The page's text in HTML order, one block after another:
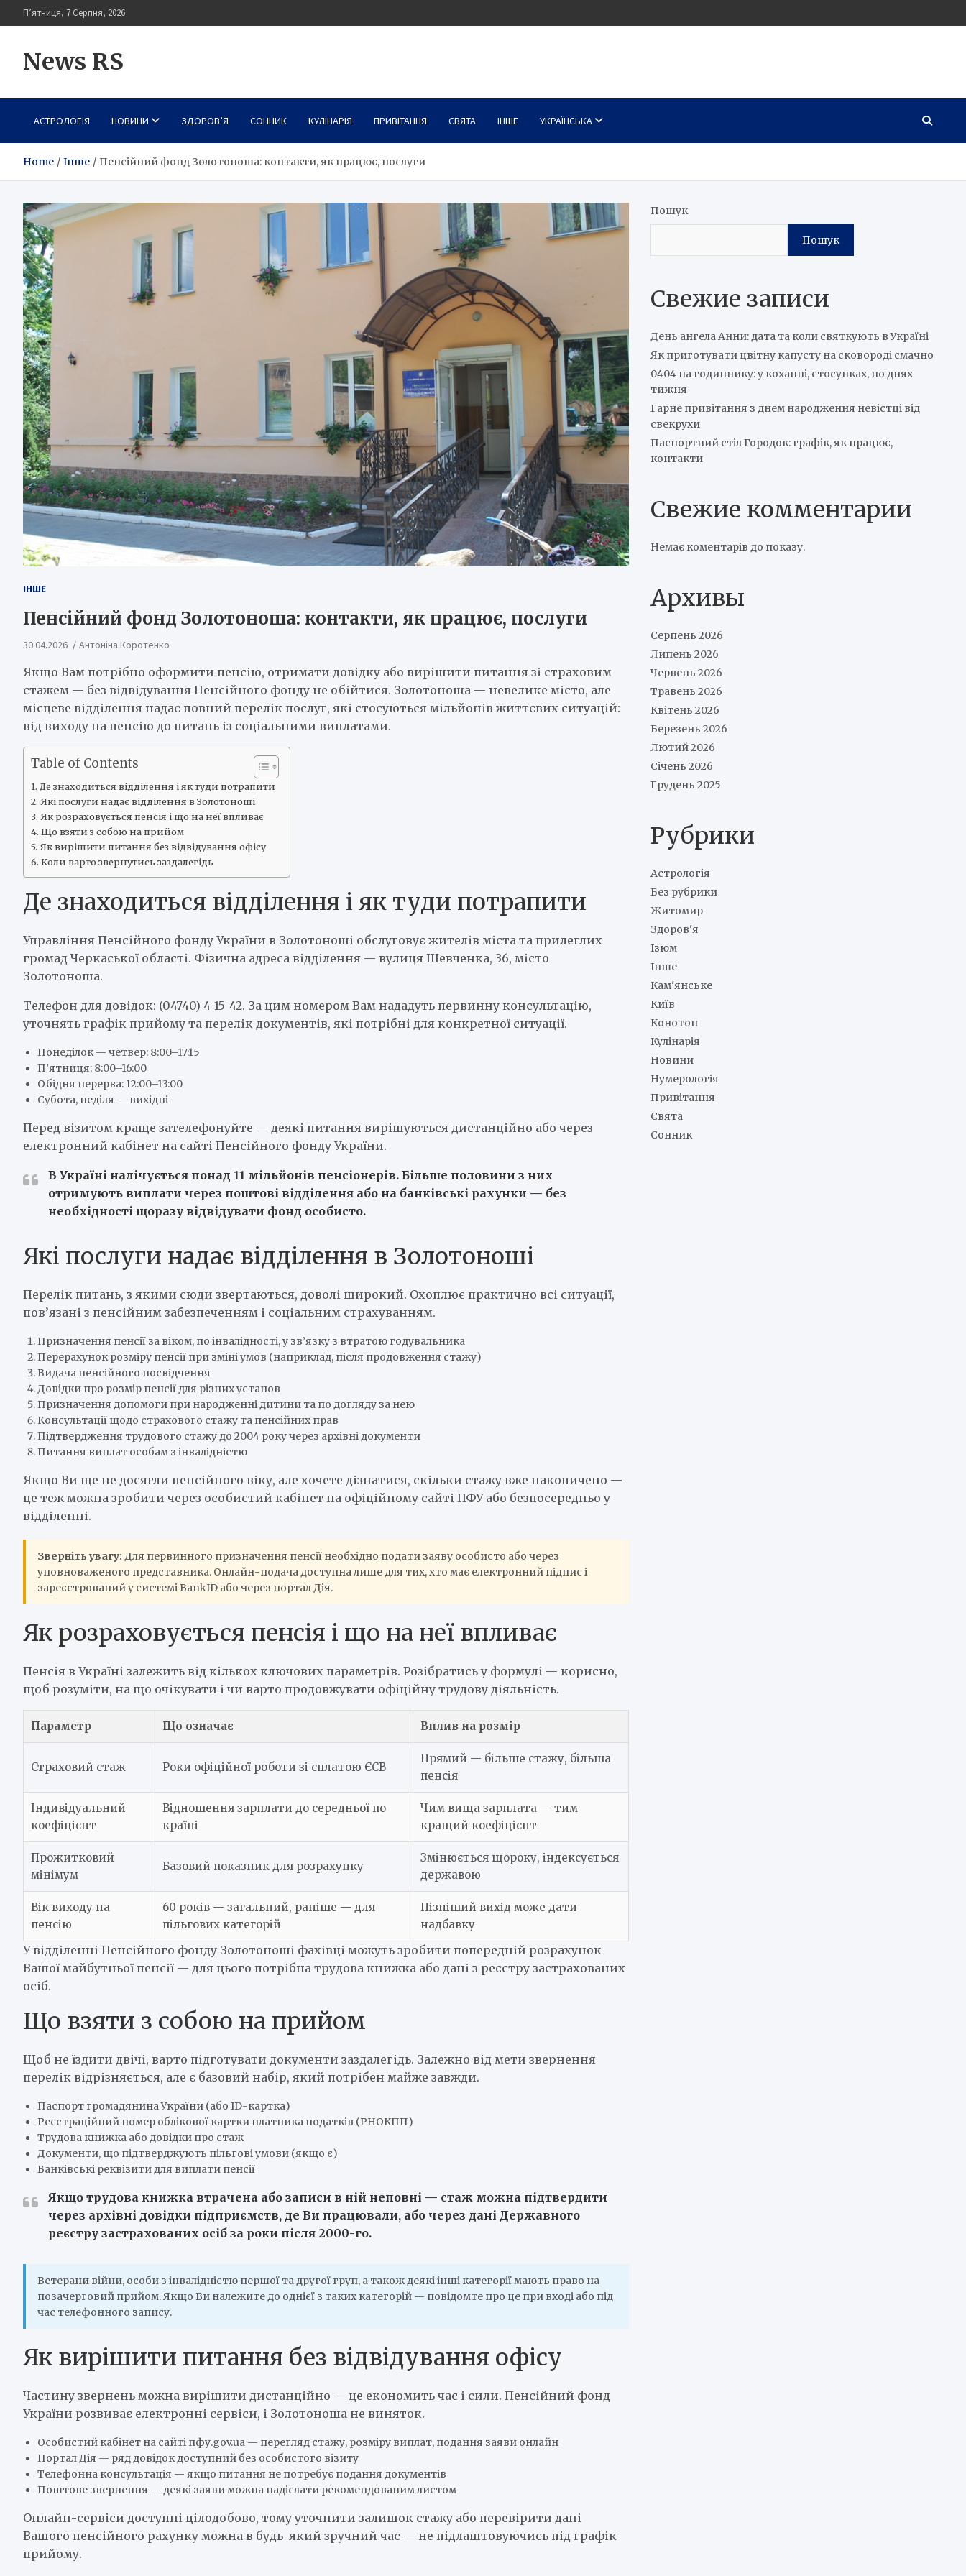
to
П’ятниця, 7 Серпня, 2026
News RS
АСТРОЛОГІЯ НОВИНИ ЗДОРОВ’Я СОННИК КУЛІНАРІЯ ПРИВІТАННЯ СВЯТА ІНШЕ УКРАЇНСЬКА
Home Інше Пенсійний фонд Золотоноша: контакти, як працює, послуги
ІНШЕ
Пенсійний фонд Золотоноша: контакти, як працює, послуги
30.04.2026 Антоніна Коротенко
Якщо Вам потрібно оформити пенсію, отримати довідку або вирішити питання зі страховим
стажем — без відвідування Пенсійного фонду не обійтися. Золотоноша — невелике місто, але
місцеве відділення надає повний перелік послуг, які стосуються мільйонів життєвих ситуацій:
від виходу на пенсію до питань із соціальними виплатами.
Table of Contents
Де знаходиться відділення і як туди потрапити
Які послуги надає відділення в Золотоноші
Як розраховується пенсія і що на неї впливає
Що взяти з собою на прийом
Як вирішити питання без відвідування офісу
Коли варто звернутись заздалегідь
Де знаходиться відділення і як туди потрапити
Управління Пенсійного фонду України в Золотоноші обслуговує жителів міста та прилеглих
громад Черкаської області. Фізична адреса відділення — вулиця Шевченка, 36, місто
Золотоноша.
Телефон для довідок: (04740) 4-15-42. За цим номером Вам нададуть первинну консультацію,
уточнять графік прийому та перелік документів, які потрібні для конкретної ситуації.
Понеділок — четвер: 8:00–17:15
П’ятниця: 8:00–16:00
Обідня перерва: 12:00–13:00
Субота, неділя — вихідні
Перед візитом краще зателефонуйте — деякі питання вирішуються дистанційно або через
електронний кабінет на сайті Пенсійного фонду України.
В Україні налічується понад 11 мільйонів пенсіонерів. Більше половини з них
отримують виплати через поштові відділення або на банківські рахунки — без
необхідності щоразу відвідувати фонд особисто.
Які послуги надає відділення в Золотоноші
Перелік питань, з якими сюди звертаються, доволі широкий. Охоплює практично всі ситуації,
пов’язані з пенсійним забезпеченням і соціальним страхуванням.
Призначення пенсії за віком, по інвалідності, у зв’язку з втратою годувальника
Перерахунок розміру пенсії при зміні умов (наприклад, після продовження стажу)
Видача пенсійного посвідчення
Довідки про розмір пенсії для різних установ
Призначення допомоги при народженні дитини та по догляду за нею
Консультації щодо страхового стажу та пенсійних прав
Підтвердження трудового стажу до 2004 року через архівні документи
Питання виплат особам з інвалідністю
Якщо Ви ще не досягли пенсійного віку, але хочете дізнатися, скільки стажу вже накопичено —
це теж можна зробити через особистий кабінет на офіційному сайті ПФУ або безпосередньо у
відділенні.
Зверніть увагу: Для первинного призначення пенсії необхідно подати заяву особисто або через
уповноваженого представника. Онлайн-подача доступна лише для тих, хто має електронний підпис і
зареєстрований у системі BankID або через портал Дія.
Як розраховується пенсія і що на неї впливає
Пенсія в Україні залежить від кількох ключових параметрів. Розібратись у формулі — корисно,
щоб розуміти, на що очікувати і чи варто продовжувати офіційну трудову діяльність.
Параметр Що означає Вплив на розмір
Страховий стаж Роки офіційної роботи зі сплатою ЄСВ
Прямий — більше стажу, більша
пенсія
Індивідуальний
коефіцієнт
Відношення зарплати до середньої по
країні
Чим вища зарплата — тим
кращий коефіцієнт
Прожитковий
мінімум
Базовий показник для розрахунку
Змінюється щороку, індексується
державою
Вік виходу на
пенсію
60 років — загальний, раніше — для
пільгових категорій
Пізніший вихід може дати
надбавку
У відділенні Пенсійного фонду Золотоноші фахівці можуть зробити попередній розрахунок
Вашої майбутньої пенсії — для цього потрібна трудова книжка або дані з реєстру застрахованих
осіб.
Що взяти з собою на прийом
Щоб не їздити двічі, варто підготувати документи заздалегідь. Залежно від мети звернення
перелік відрізняється, але є базовий набір, який потрібен майже завжди.
Паспорт громадянина України (або ID-картка)
Реєстраційний номер облікової картки платника податків (РНОКПП)
Трудова книжка або довідки про стаж
Документи, що підтверджують пільгові умови (якщо є)
Банківські реквізити для виплати пенсії
Якщо трудова книжка втрачена або записи в ній неповні — стаж можна підтвердити
через архівні довідки підприємств, де Ви працювали, або через дані Державного
реєстру застрахованих осіб за роки після 2000-го.
Ветерани війни, особи з інвалідністю першої та другої груп, а також деякі інші категорії мають право на
позачерговий прийом. Якщо Ви належите до однієї з таких категорій — повідомте про це при вході або під
час телефонного запису.
Як вирішити питання без відвідування офісу
Частину звернень можна вирішити дистанційно — це економить час і сили. Пенсійний фонд
України розвиває електронні сервіси, і Золотоноша не виняток.
Особистий кабінет на сайті пфу.gov.ua — перегляд стажу, розміру виплат, подання заяви онлайн
Портал Дія — ряд довідок доступний без особистого візиту
Телефонна консультація — якщо питання не потребує подання документів
Поштове звернення — деякі заяви можна надіслати рекомендованим листом
Онлайн-сервіси доступні цілодобово, тому уточнити залишок стажу або перевірити дані
Вашого пенсійного рахунку можна в будь-який зручний час — не підлаштовуючись під графік
прийому.
Пошук
Пошук
Свежие записи
День ангела Анни: дата та коли святкують в Україні
Як приготувати цвітну капусту на сковороді смачно
0404 на годиннику: у коханні, стосунках, по днях
тижня
Гарне привітання з днем народження невістці від
свекрухи
Паспортний стіл Городок: графік, як працює,
контакти
Свежие комментарии
Немає коментарів до показу.
Архивы
Серпень 2026
Липень 2026
Червень 2026
Травень 2026
Квітень 2026
Березень 2026
Лютий 2026
Січень 2026
Грудень 2025
Рубрики
Астрологія
Без рубрики
Житомир
Здоров'я
Ізюм
Інше
Кам'янське
Київ
Конотоп
Кулінарія
Новини
Нумерологія
Привітання
Свята
Сонник